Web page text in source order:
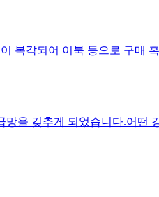
복각되어 이북 등으로 구매
을 깆추게 되었습니다.어떤